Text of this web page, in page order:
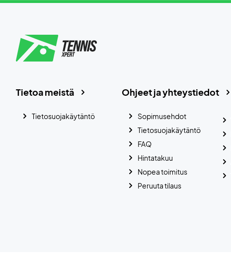
Ohjeet ja yhteystiedot
Sopimusehdot
Tietosuojakäytäntö
FAQ
Hintatakuu
Nopea toimitus
Peruuta tilaus
Tietoa meistä
Tietosuojakäytäntö